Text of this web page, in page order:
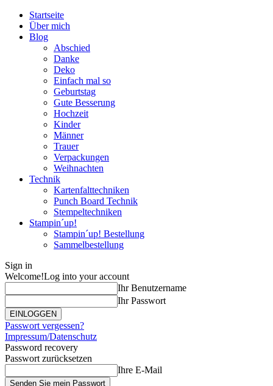
Startseite
Über mich
Blog
Abschied
Danke
Deko
Einfach mal so
Geburtstag
Gute Besserung
Hochzeit
Kinder
Männer
Trauer
Verpackungen
Weihnachten
Technik
Kartenfalttechniken
Punch Board Technik
Stempeltechniken
Stampin´up!
Stampin´up! Bestellung
Sammelbestellung
Sign in
Welcome!Log into your account
Ihr Benutzername
Ihr Passwort
Passwort vergessen?
Impressum/Datenschutz
Password recovery
Passwort zurücksetzen
Ihre E-Mail